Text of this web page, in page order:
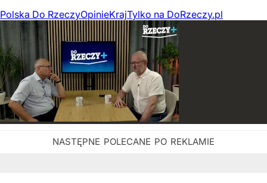
Polska Do RzeczyOpinieKrajTylko na DoRzeczy.pl